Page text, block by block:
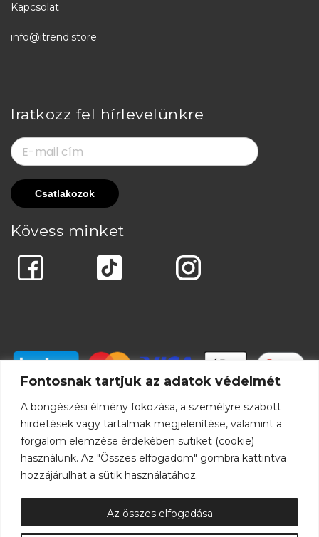
Fontosnak tartjuk az adatok védelmét
A böngészési élmény fokozása, a személyre szabott
hirdetések vagy tartalmak megjelenítése, valamint a
forgalom elemzése érdekében sütiket (cookie)
használunk. Az "Összes elfogadom" gombra kattintva
hozzájárulhat a sütik használatához.
Az összes elfogadása
Kapcsolat
info@itrend.store
Iratkozz fel hírlevelünkre
Kövess minket